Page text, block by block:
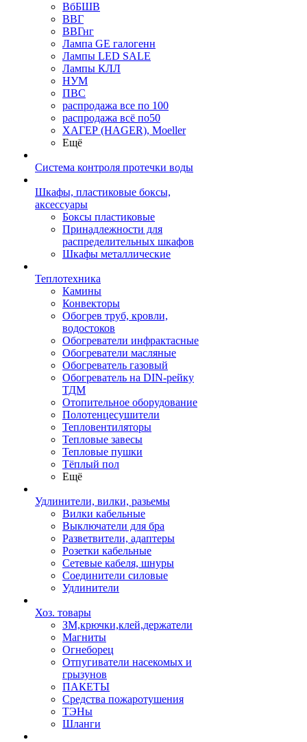
ВбБШВ
ВВГ
ВВГнг
Лампа GE галогенн
Лампы LED SALE
Лампы КЛЛ
НУМ
ПВС
распродажа все по 100
распродажа всё по50
ХАГЕР (HAGER), Moeller
Ещё
Система контроля протечки воды
Шкафы, пластиковые боксы,
аксессуары
Боксы пластиковые
Принадлежности для
распределительных шкафов
Шкафы металлические
Теплотехника
Камины
Конвекторы
Обогрев труб, кровли,
водостоков
Обогреватели инфрактасные
Обогреватели масляные
Обогреватель газовый
Обогреватель на DIN-рейку
ТДМ
Отопительное оборудование
Полотенцесушители
Тепловентиляторы
Тепловые завесы
Тепловые пушки
Тёплый пол
Ещё
Удлинители, вилки, разьемы
Вилки кабельные
Выключатели для бра
Разветвители, адаптеры
Розетки кабельные
Сетевые кабеля, шнуры
Соединители силовые
Удлинители
Хоз. товары
ЗМ,крючки,клей,держатели
Магниты
Огнеборец
Отпугиватели насекомых и
грызунов
ПАКЕТЫ
Средства пожаротушения
ТЭНы
Шланги